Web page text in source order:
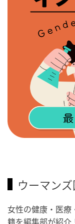
ウーマン
女性の健康・医療